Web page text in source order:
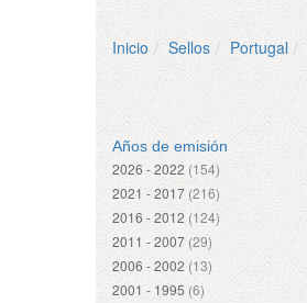
Inicio Sellos Portugal
Años de emisión
2026 - 2022 (154)
2021 - 2017 (216)
2016 - 2012 (124)
2011 - 2007 (29)
2006 - 2002 (13)
2001 - 1995 (6)